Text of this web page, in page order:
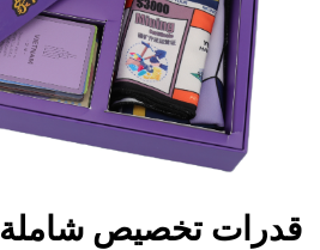
قدرات تخصيص شاملة